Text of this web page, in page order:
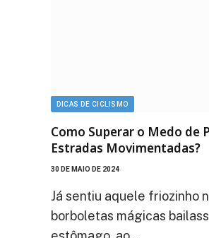
DICAS DE CICLISMO
Como Superar o Medo de
Estradas Movimentadas?
30 DE MAIO DE 2024
Já sentiu aquele friozinho
borboletas mágicas